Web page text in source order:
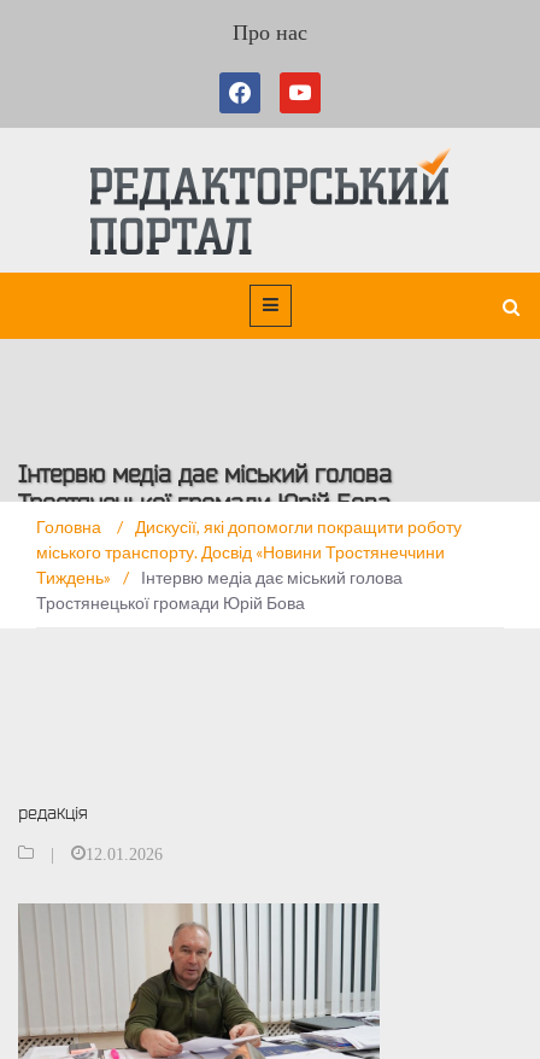
Про нас
Інтервю медіа дає міський голова
Тростянецької громади Юрій Бова
Головна /
Дискусії, які допомогли покращити роботу
міського транспорту. Досвід «Новини Тростянеччини
Тиждень»
/
Інтервю медіа дає міський голова
Тростянецької громади Юрій Бова
редакція
12.01.2026